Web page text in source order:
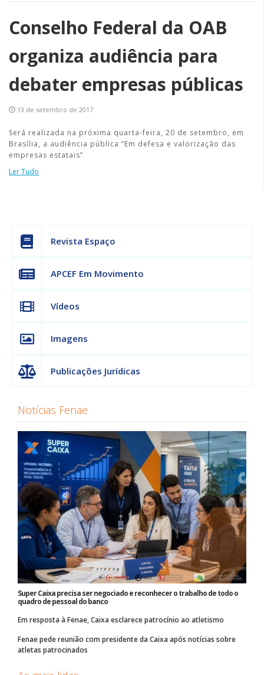
Conselho Federal da OAB
organiza audiência para
debater empresas públicas
13 de setembro de 2017
Será realizada na próxima quarta-feira, 20 de setembro, em
Brasília, a audiência pública “Em defesa e valorização das
empresas estatais”
Ler Tudo
Revista Espaço
APCEF Em Movimento
Vídeos
Imagens
Publicações Jurídicas
Notícias Fenae
Super Caixa precisa ser negociado e reconhecer o trabalho de todo o
quadro de pessoal do banco
Em resposta à Fenae, Caixa esclarece patrocínio ao atletismo
Fenae pede reunião com presidente da Caixa após notícias sobre
atletas patrocinados